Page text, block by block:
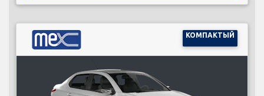
КОМПАКТЫЙ